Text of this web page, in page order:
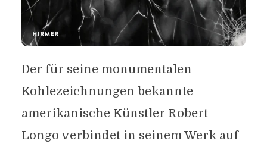
Der für seine monumentalen
Kohlezeichnungen bekannte
amerikanische Künstler Robert
Longo verbindet in seinem Werk auf